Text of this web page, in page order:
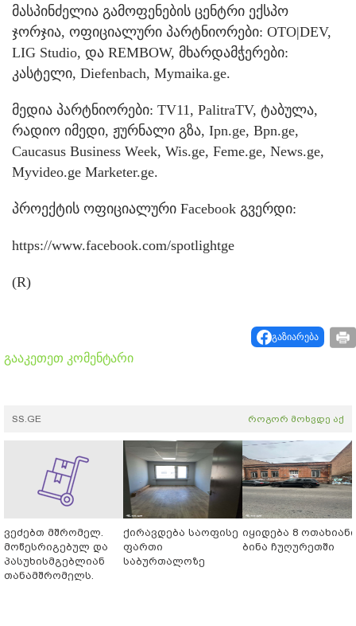
მასპინძელია გამოფენების ცენტრი ექსპო
ჯორჯია, ოფიციალური პარტნიორები: OTO|DEV,
LIG Studio, და REMBOW, მხარდამჭერები:
კასტელი, Diefenbach, Mymaika.ge.
მედია პარტნიორები: TV11, PalitraTV, ტაბულა,
რადიო იმედი, ჟურნალი გზა, Ipn.ge, Bpn.ge,
Caucasus Business Week, Wis.ge, Feme.ge, News.ge,
Myvideo.ge Marketer.ge.
პროექტის ოფიციალური Facebook გვერდი:
https://www.facebook.com/spotlightge
(R)
გაზიარება
გააკეთეთ კომენტარი
SS.GE როგორ მოხვდე აქ
ვეძებთ მშრომელ.
მოწესრიგებულ და
პასუხისმგებლიან
თანამშრომელს.
ქირავდება საოფისე
ფართი
საბურთალოზე
იყიდება 8 ოთახიანი
ბინა ჩუღურეთში